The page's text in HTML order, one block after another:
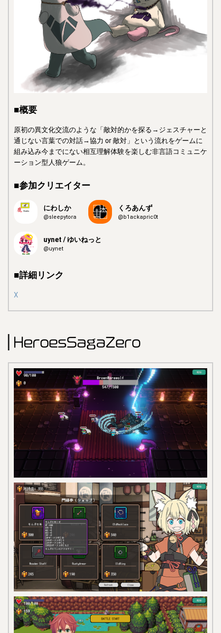
■概要
原初の異文化交流のような「敵対的かを探る→ジェスチャーと
通じない言葉での対話→協力 or 敵対」という流れをゲームに
組み込み今までにない相互理解体験を楽しむ非言語コミュニケ
ーション型人狼ゲーム。
■参加クリエイター
にわしか
@sleepytora
くろあんず
@b1ackapric0t
uynet / ゆいねっと
@uynet
■詳細リンク
X
HeroesSagaZero